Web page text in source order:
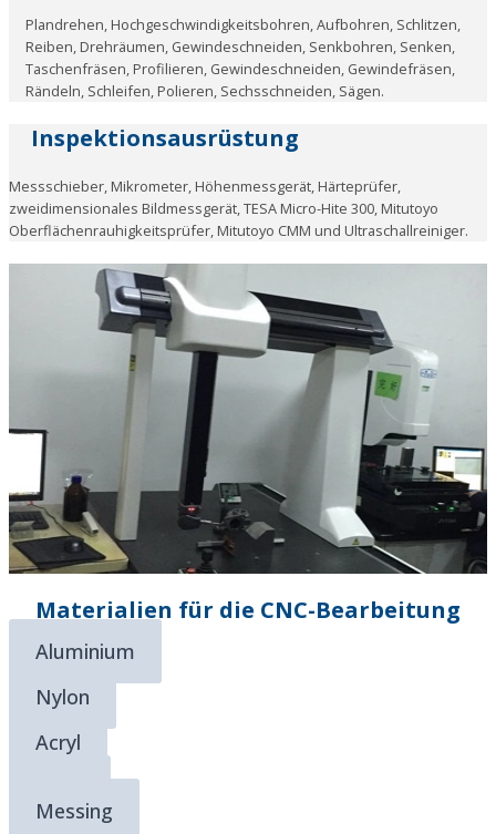
Plandrehen, Hochgeschwindigkeitsbohren, Aufbohren, Schlitzen,
Reiben, Drehräumen, Gewindeschneiden, Senkbohren, Senken,
Taschenfräsen, Profilieren, Gewindeschneiden, Gewindefräsen,
Rändeln, Schleifen, Polieren, Sechsschneiden, Sägen.
Inspektionsausrüstung
Messschieber, Mikrometer, Höhenmessgerät, Härteprüfer,
zweidimensionales Bildmessgerät, TESA Micro-Hite 300, Mitutoyo
Oberflächenrauhigkeitsprüfer, Mitutoyo CMM und Ultraschallreiniger.
Materialien für die CNC-Bearbeitung
Aluminium
Nylon
Acryl
Messing